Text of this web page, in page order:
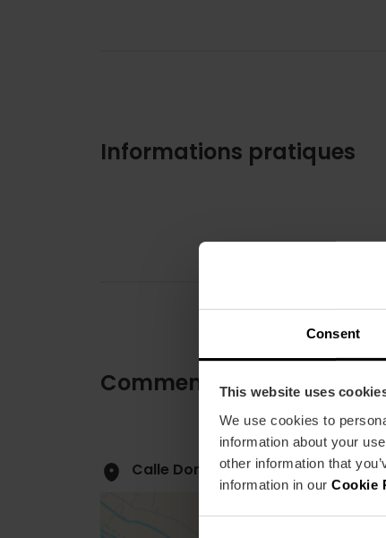
Consent
This website uses
We use cookies to
information about your
other information that
information in our Cookie
Informations pratiques
Comment s'y rendre
Calle Donoso Cortés, 12 46005